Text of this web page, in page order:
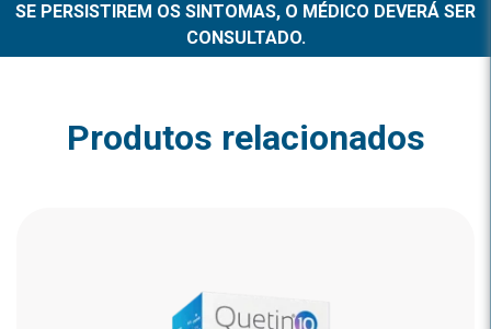
SE PERSISTIREM OS SINTOMAS, O MÉDICO DEVERÁ SER
CONSULTADO.
Produtos relacionados